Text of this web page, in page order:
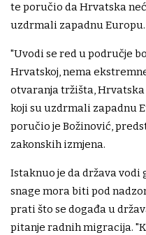
te poručio da Hrvatska
uzdrmali zapadnu Europu.
"Uvodi se red u područje
Hrvatskoj, nema
otvaranja tržišta,
koji su uzdrmali zapadnu
poručio je Božinović,
zakonskih izmjena.
Istaknuo je da država vodi
snage mora biti pod
prati što se događa u
pitanje radnih migracija.